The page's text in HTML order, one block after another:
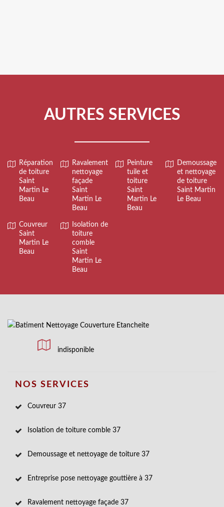
AUTRES SERVICES
Réparation
de toiture
Saint
Martin Le
Beau
Ravalement
nettoyage
façade
Saint
Martin Le
Beau
Peinture
tuile et
toiture
Saint
Martin Le
Beau
Demoussage
et nettoyage
de toiture
Saint Martin
Le Beau
Couvreur
Saint
Martin Le
Beau
Isolation de
toiture
comble
Saint
Martin Le
Beau
indisponible
NOS SERVICES
Couvreur 37
Isolation de toiture comble 37
Demoussage et nettoyage de toiture 37
Entreprise pose nettoyage gouttière à 37
Ravalement nettoyage façade 37